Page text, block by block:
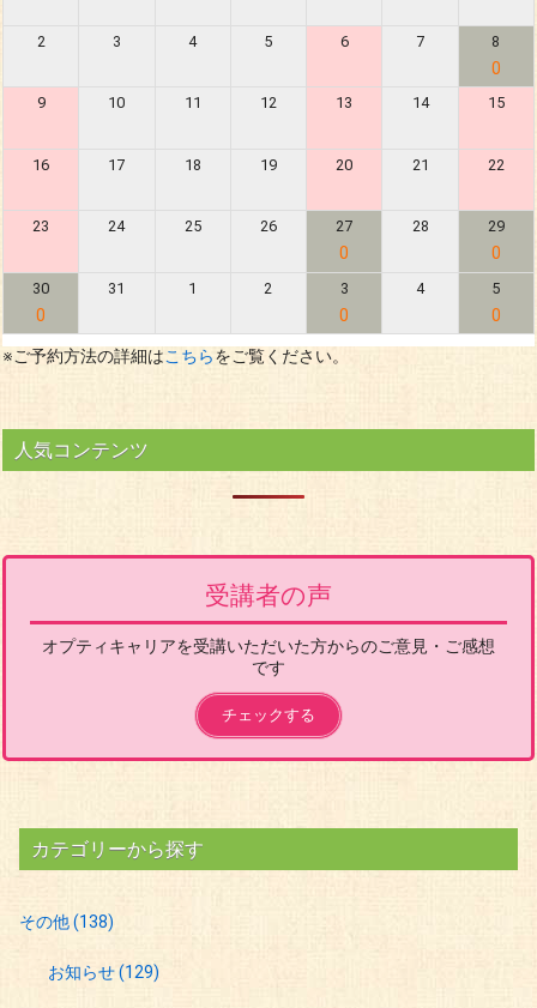
2 3 4 5 6 7 8
0
9 10 11 12 13 14 15
16 17 18 19 20 21 22
23 24 25 26 27
0
28 29
0
30
0
31 1 2 3
0
4 5
0
※ご予約方法の詳細はこちらをご覧ください。
人気コンテンツ
受講者の声
オプティキャリアを受講いただいた方からのご意見・ご感想
です
チェックする
カテゴリーから探す
その他(138)
お知らせ(129)